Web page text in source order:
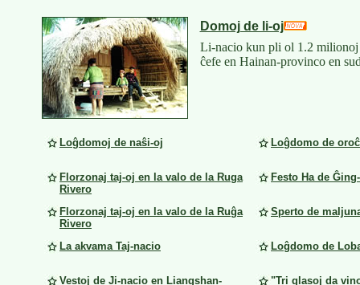
Domoj de li-oj
Li-nacio kun pli ol 1.2 milionoj
ĉefe en Hainan-provinco en
Loĝdomoj de naŝi-oj Loĝdomo de
Florzonaj taj-oj en la valo de la Ruga
Rivero
Festo Ha de
Florzonaj taj-oj en la valo de la Ruĝa
Rivero
Sperto de
La akvama Taj-nacio Loĝdomo de
Vestoj de Ji-nacio en Liangshan-
"Tri glasoj da